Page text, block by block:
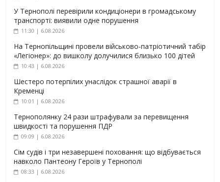
У Тернополі перевірили кондиціонери в громадському
транспорті: виявили одне порушення
11:30 | 6.08.2026
На Тернопільщині провели військово-патріотичний табір
«Легіонер»: до вишколу долучилися близько 100 дітей
10:43 | 6.08.2026
Шестеро потерпілих унаслідок страшної аварії в
Кременці
10:01 | 6.08.2026
Тернополянку 24 рази штрафували за перевищення
швидкості та порушення ПДР
09:09 | 6.08.2026
Сім судів і три незавершені поховання: що відбувається
навколо Пантеону Героїв у Тернополі
08:33 | 6.08.2026